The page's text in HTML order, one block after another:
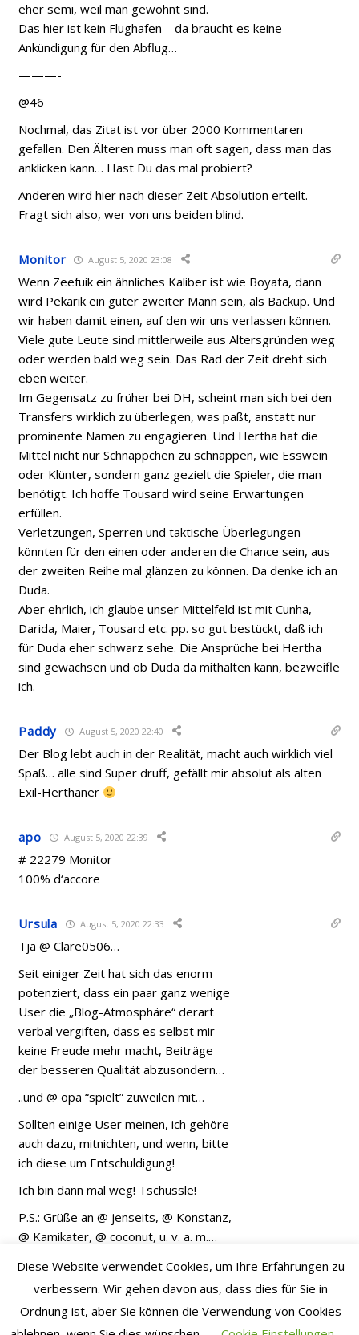
eher semi, weil man gewöhnt sind.
Das hier ist kein Flughafen – da braucht es keine
Ankündigung für den Abflug…
———-
@46
Nochmal, das Zitat ist vor über 2000 Kommentaren
gefallen. Den Älteren muss man oft sagen, dass man das
anklicken kann… Hast Du das mal probiert?
Anderen wird hier nach dieser Zeit Absolution erteilt.
Fragt sich also, wer von uns beiden blind.
Monitor August 5, 2020 23:08
Wenn Zeefuik ein ähnliches Kaliber ist wie Boyata, dann
wird Pekarik ein guter zweiter Mann sein, als Backup. Und
wir haben damit einen, auf den wir uns verlassen können.
Viele gute Leute sind mittlerweile aus Altersgründen weg
oder werden bald weg sein. Das Rad der Zeit dreht sich
eben weiter.
Im Gegensatz zu früher bei DH, scheint man sich bei den
Transfers wirklich zu überlegen, was paßt, anstatt nur
prominente Namen zu engagieren. Und Hertha hat die
Mittel nicht nur Schnäppchen zu schnappen, wie Esswein
oder Klünter, sondern ganz gezielt die Spieler, die man
benötigt. Ich hoffe Tousard wird seine Erwartungen
erfüllen.
Verletzungen, Sperren und taktische Überlegungen
könnten für den einen oder anderen die Chance sein, aus
der zweiten Reihe mal glänzen zu können. Da denke ich an
Duda.
Aber ehrlich, ich glaube unser Mittelfeld ist mit Cunha,
Darida, Maier, Tousard etc. pp. so gut bestückt, daß ich
für Duda eher schwarz sehe. Die Ansprüche bei Hertha
sind gewachsen und ob Duda da mithalten kann, bezweifle
ich.
Paddy August 5, 2020 22:40
Der Blog lebt auch in der Realität, macht auch wirklich viel
Spaß… alle sind Super druff, gefällt mir absolut als alten
Exil-Herthaner
apo August 5, 2020 22:39
# 22279 Monitor
100% d‘accore
Ursula August 5, 2020 22:33
Tja @ Clare0506…
Seit einiger Zeit hat sich das enorm
potenziert, dass ein paar ganz wenige
User die „Blog-Atmosphäre“ derart
verbal vergiften, dass es selbst mir
keine Freude mehr macht, Beiträge
der besseren Qualität abzusondern…
..und @ opa “spielt” zuweilen mit…
Sollten einige User meinen, ich gehöre
auch dazu, mitnichten, und wenn, bitte
ich diese um Entschuldigung!
Ich bin dann mal weg! Tschüssle!
P.S.: Grüße an @ jenseits, @ Konstanz,
@ Kamikater, @ coconut, u. v. a. m.…
Nu abba, bevor der „Bugschuss“ kommt!
Clare0506 August 5, 2020 22:25
Irgendwie scheint es hier gerade zu kippen. Liegt es an
Diese Website verwendet Cookies, um Ihre Erfahrungen zu
verbessern. Wir gehen davon aus, dass dies für Sie in
Ordnung ist, aber Sie können die Verwendung von Cookies